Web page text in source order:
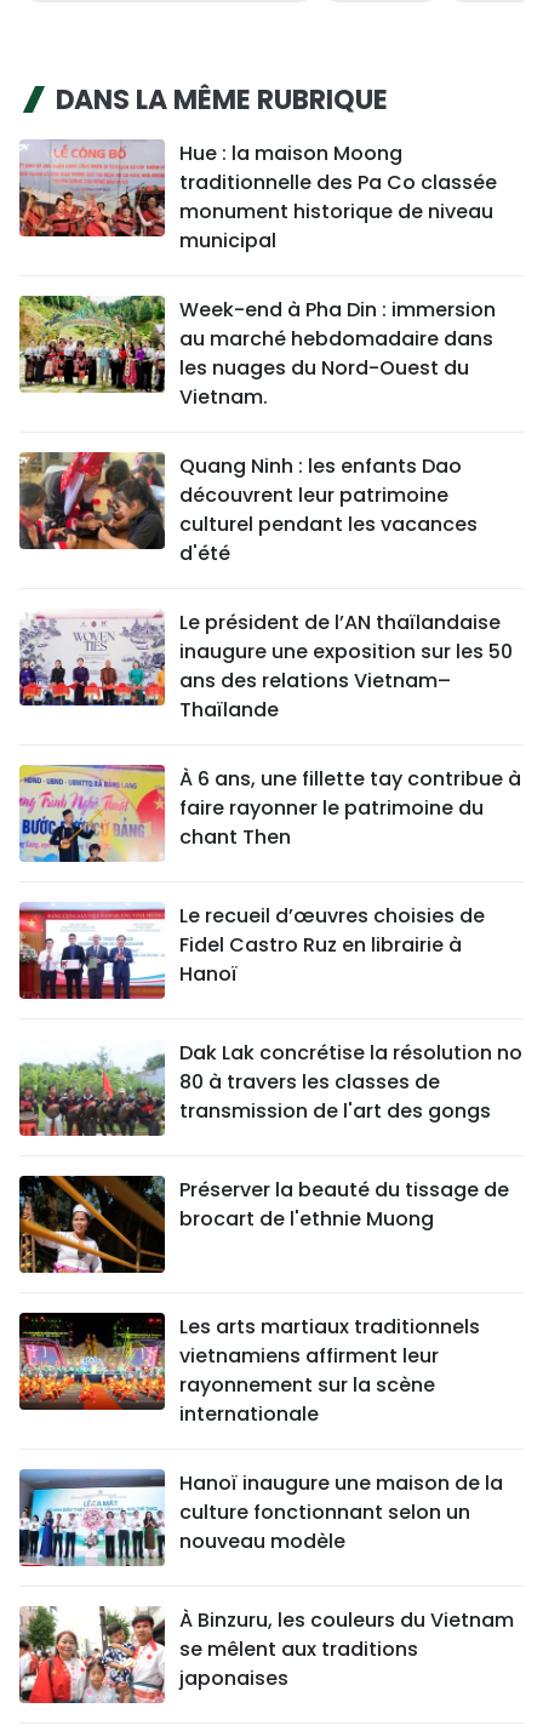
DANS LA MÊME RUBRIQUE
Hue : la maison Moong
traditionnelle des Pa Co classée
monument historique de niveau
municipal
Week-end à Pha Din : immersion
au marché hebdomadaire dans
les nuages du Nord-Ouest du
Vietnam.
Quang Ninh : les enfants Dao
découvrent leur patrimoine
culturel pendant les vacances
d'été
Le président de l’AN thaïlandaise
inaugure une exposition sur les 50
ans des relations Vietnam–
Thaïlande
À 6 ans, une fillette tay contribue à
faire rayonner le patrimoine du
chant Then
Le recueil d’œuvres choisies de
Fidel Castro Ruz en librairie à
Hanoï
Dak Lak concrétise la résolution no
80 à travers les classes de
transmission de l'art des gongs
Préserver la beauté du tissage de
brocart de l'ethnie Muong
Les arts martiaux traditionnels
vietnamiens affirment leur
rayonnement sur la scène
internationale
Hanoï inaugure une maison de la
culture fonctionnant selon un
nouveau modèle
À Binzuru, les couleurs du Vietnam
se mêlent aux traditions
japonaises